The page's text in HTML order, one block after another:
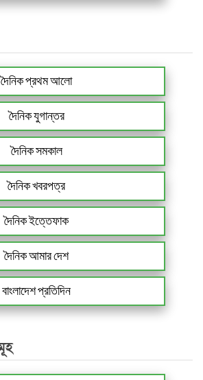
দৈনিক প্রথম আলো
দৈনিক যুগান্তর
দৈনিক সমকাল
দৈনিক খবরপত্র
দৈনিক ইত্তেফাক
দৈনিক আমার দেশ
বাংলাদেশ প্রতিদিন